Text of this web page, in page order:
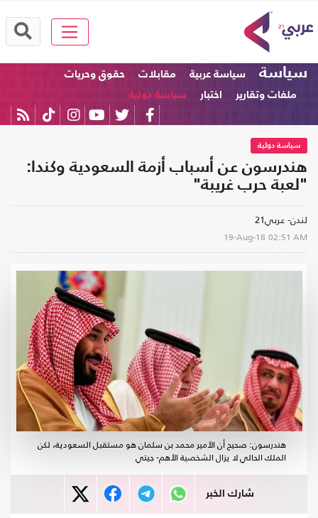
سياسة سياسة عربية مقابلات
حقوق وحريات
ملفات وتقارير
اختبار سياسة دولية
سياسة دولية
هندرسون عن أسباب أزمة السعودية وكندا:
"لعبة حرب غريبة"
لندن- عربي21
19-Aug-18 02:51 AM
هندرسون: صحيح أن الأمير محمد بن سلمان هو مستقبل السعودية، لكن
الملك الحالي لا يزال الشخصية الأهم- جيتي
شارك الخبر